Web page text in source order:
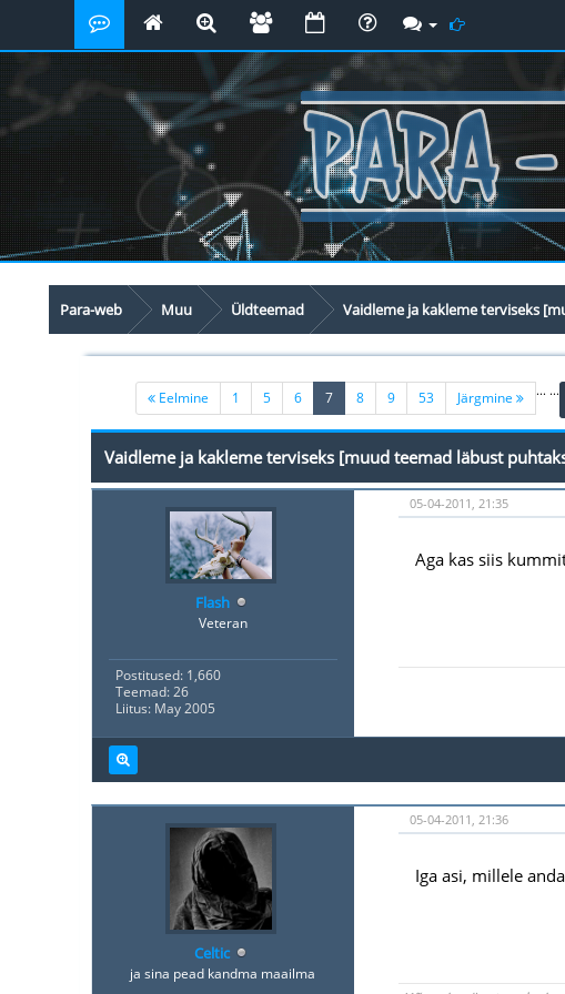
Para-web Muu Üldteemad Vaidleme ja kakleme terviseks
Eelmine 1 ...
5 6 7(current)
8 9 ...
53 Järgmine
Vaidleme ja kakleme terviseks [muud teemad läbust
Flash
Veteran
Postitused: 1,660
Teemad: 26
Liitus: May 2005
05-04-2011, 21:35
Aga kas siis
Celtic
ja sina pead kandma maailma
05-04-2011, 21:36
Iga asi, millele